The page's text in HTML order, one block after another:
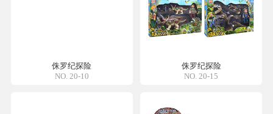
侏罗纪探险
NO. 20-10
侏罗纪探险
NO. 20-15